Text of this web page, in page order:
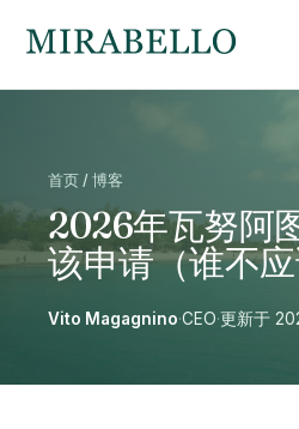
首页 / 博客
2026年瓦努阿
该申请（谁不
Vito Magagnino·CEO·更新于